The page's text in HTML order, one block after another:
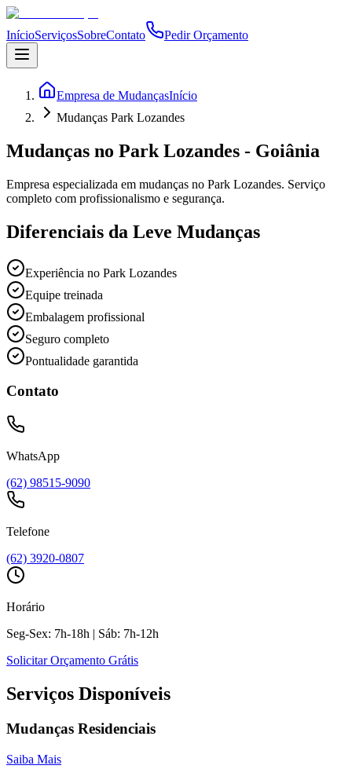
InícioServiçosSobreContato Pedir Orçamento
Empresa de MudançasInício
Mudanças Park Lozandes
Mudanças no Park Lozandes - Goiânia
Empresa especializada em mudanças no Park Lozandes. Serviço
completo com profissionalismo e segurança.
Diferenciais da Leve Mudanças
Experiência no Park Lozandes
Equipe treinada
Embalagem profissional
Seguro completo
Pontualidade garantida
Contato
WhatsApp
(62) 98515-9090
Telefone
(62) 3920-0807
Horário
Seg-Sex: 7h-18h | Sáb: 7h-12h
Solicitar Orçamento Grátis
Serviços Disponíveis
Mudanças Residenciais
Saiba Mais